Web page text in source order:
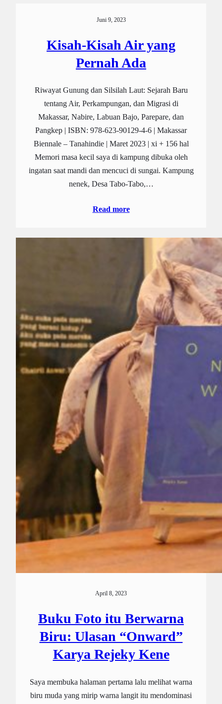
Juni 9, 2023
Kisah-Kisah Air yang
Pernah Ada
Riwayat Gunung dan Silsilah Laut: Sejarah Baru
tentang Air, Perkampungan, dan Migrasi di
Makassar, Nabire, Labuan Bajo, Parepare, dan
Pangkep | ISBN: 978-623-90129-4-6 | Makassar
Biennale – Tanahindie | Maret 2023 | xi + 156 hal
Memori masa kecil saya di kampung dibuka oleh
ingatan saat mandi dan mencuci di sungai. Kampung
nenek, Desa Tabo-Tabo,…
Read more
April 8, 2023
Buku Foto itu Berwarna
Biru: Ulasan “Onward”
Karya Rejeky Kene
Saya membuka halaman pertama lalu melihat warna
biru muda yang mirip warna langit itu mendominasi